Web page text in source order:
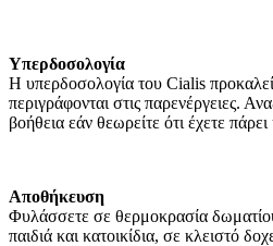
Υπερδοσολογία
Η υπερδοσολογία του Cialis
περιγράφονται στις παρενέργειες.
βοήθεια εάν θεωρείτε ότι έχετε
Αποθήκευση
Φυλάσσετε σε θερμοκρασία
παιδιά και κατοικίδια, σε κλειστό